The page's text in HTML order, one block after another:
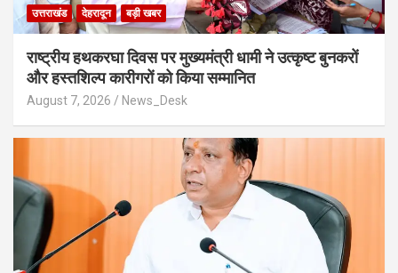
उत्तराखंड देहरादून बड़ी खबर
राष्ट्रीय हथकरघा दिवस पर मुख्यमंत्री धामी ने उत्कृष्ट बुनकरों
और हस्तशिल्प कारीगरों को किया सम्मानित
August 7, 2026 News_Desk